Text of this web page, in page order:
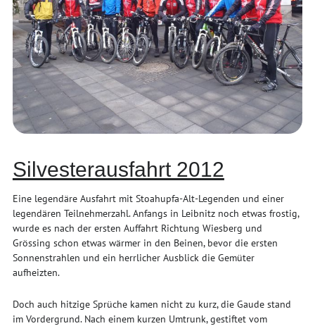
Silvesterausfahrt 2012
Eine legendäre Ausfahrt mit Stoahupfa-Alt-Legenden und einer
legendären Teilnehmerzahl. Anfangs in Leibnitz noch etwas frostig,
wurde es nach der ersten Auffahrt Richtung Wiesberg und
Grössing schon etwas wärmer in den Beinen, bevor die ersten
Sonnenstrahlen und ein herrlicher Ausblick die Gemüter
aufheizten.
Doch auch hitzige Sprüche kamen nicht zu kurz, die Gaude stand
im Vordergrund. Nach einem kurzen Umtrunk, gestiftet vom